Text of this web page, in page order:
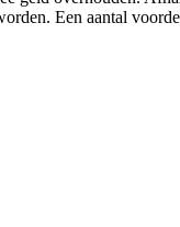
Een aantal